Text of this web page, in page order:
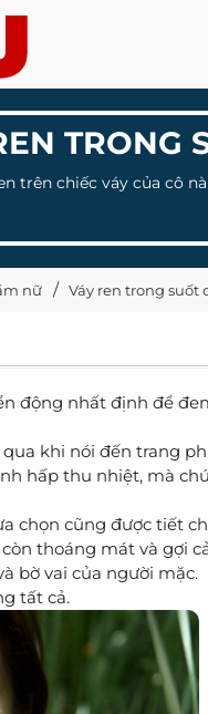
TRONG
trên chiếc váy của cô
nữ Váy ren trong suốt
động nhất định để
khi nói đến trang
hấp thu nhiệt, mà
chọn cũng được tiết
thoáng mát và gợi
bờ vai của người mặc.
tất cả.